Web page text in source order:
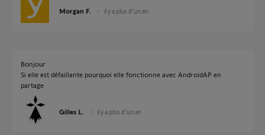
Morgan F. il y a plus d'un an
Bonjour
Si elle est défaillante pourquoi elle fonctionne avec AndroidAP en
partage
Gilles L. il y a plus d'un an